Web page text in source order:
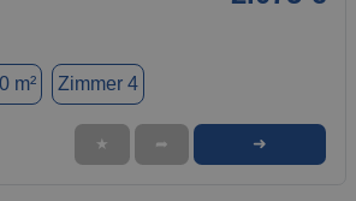
m² Zimmer 4
★ ➦ ➜